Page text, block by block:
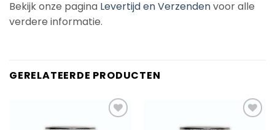
Bekijk onze pagina Levertijd en Verzendenvoor alle
verdere informatie.
GERELATEERDE PRODUCTEN